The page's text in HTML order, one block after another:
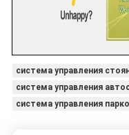
система управления
система управления
система управления